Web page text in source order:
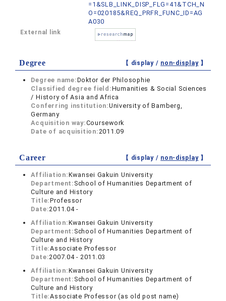
=1&SLB_LINK_DISP_FLG=41&TCH_N
O=020185&REQ_PRFR_FUNC_ID=AG
A030
External link
Degree 【 display / non-display】
Degree name:Doktor der Philosophie
Classified degree field:Humanities & Social Sciences
/ History of Asia and Africa
Conferring institution:University of Bamberg,
Germany
Acquisition way:Coursework
Date of acquisition:2011.09
Career 【 display / non-display】
Affiliation:Kwansei Gakuin University
Department: School of Humanities Department of
Culture and History
Title:Professor
Date:2011.04 -
Affiliation:Kwansei Gakuin University
Department: School of Humanities Department of
Culture and History
Title:Associate Professor
Date:2007.04 - 2011.03
Affiliation:Kwansei Gakuin University
Department: School of Humanities Department of
Culture and History
Title:Associate Professor (as old post name)